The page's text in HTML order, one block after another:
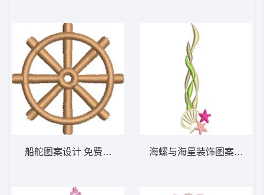
船舵图案设计 免费花样 海螺与海星装饰图案 免费